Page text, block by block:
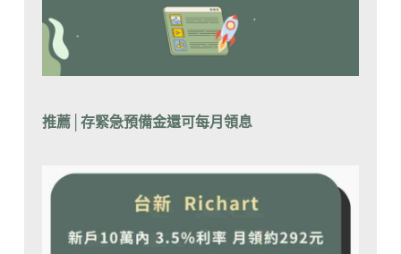
推薦│ 存緊急預備金還可每月領息